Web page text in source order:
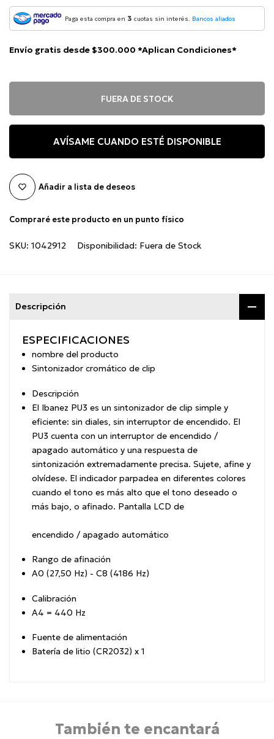
Paga esta compra en 3 cuotas sin interés. Bancos aliados
Envío gratis desde $300.000 *Aplican Condiciones*
FUERA DE STOCK
AVÍSAME CUANDO ESTÉ DISPONIBLE
Añadir a lista de deseos
Compraré este producto en un punto físico
SKU: 1042912 Disponibilidad: Fuera de Stock
Descripción
ESPECIFICACIONES
nombre del producto
Sintonizador cromático de clip
Descripción
El Ibanez PU3 es un sintonizador de clip simple y
eficiente: sin diales, sin interruptor de encendido. El
PU3 cuenta con un interruptor de encendido /
apagado automático y una respuesta de
sintonización extremadamente precisa. Sujete, afine y
olvídese. El indicador parpadea en diferentes colores
cuando el tono es más alto que el tono deseado o
más bajo, o afinado. Pantalla LCD de
encendido / apagado automático
Rango de afinación
A0 (27,50 Hz) - C8 (4186 Hz)
Calibración
A4 = 440 Hz
Fuente de alimentación
Batería de litio (CR2032) x 1
También te encantará